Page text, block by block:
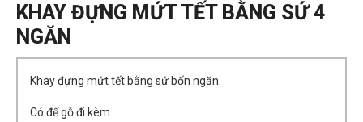
KHAY ĐỰNG MỨT TẾT BẰNG SỨ 4
NGĂN
Khay đựng mứt tết bằng sứ bốn ngăn.
Có đế gỗ đi kèm.